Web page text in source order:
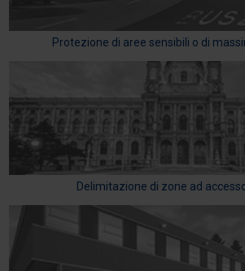
Protezione di aree sensibili o di
Delimitazione di zone ad